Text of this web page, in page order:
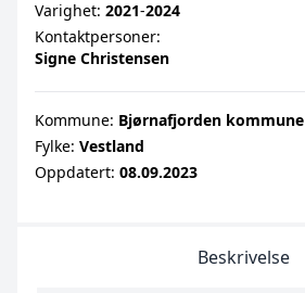
Varighet: 2021‐2024
Kontaktpersoner:
Signe Christensen
Kommune: Bjørnafjorden kommune
Fylke: Vestland
Oppdatert: 08.09.2023
Beskrivelse